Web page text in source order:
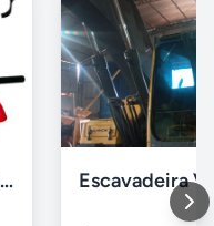
Motocultivador Gasolina 7hp 4t Gmc 7000-1 Garthen.